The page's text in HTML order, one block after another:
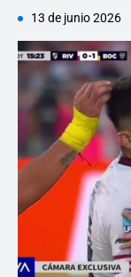
13 de junio 2026